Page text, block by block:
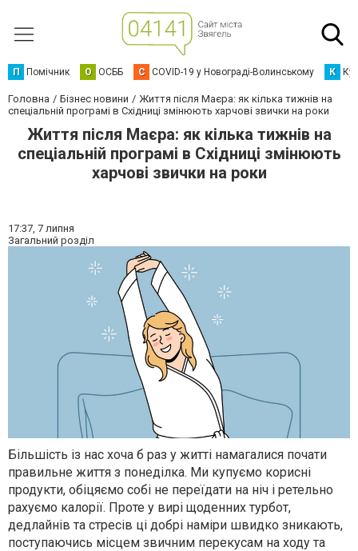
П Помічник О ОСББ C COVID-19 у Новограді-Волинському К
Головна Бізнес новини
Життя після Маєра: як кілька тижнів на
спеціальній програмі в Східниці змінюють харчові звички на роки
Життя після Маєра: як кілька тижнів на
спеціальній програмі в Східниці змінюють
харчові звички на роки
17:37, 7 липня
Загальний розділ
Більшість із нас хоча б раз у житті намагалися почати
правильне життя з понеділка. Ми купуємо корисні
продукти, обіцяємо собі не переїдати на ніч і ретельно
рахуємо калорії. Проте у вирі щоденних турбот,
дедлайнів та стресів ці добрі наміри швидко зникають,
поступаючись місцем звичним перекусам на ходу та